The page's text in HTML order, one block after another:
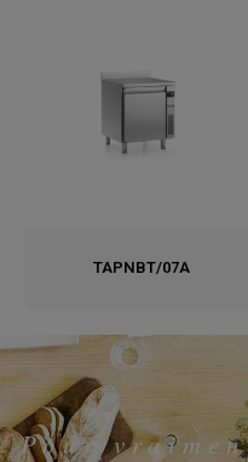
TAPNBT/07A
Pour